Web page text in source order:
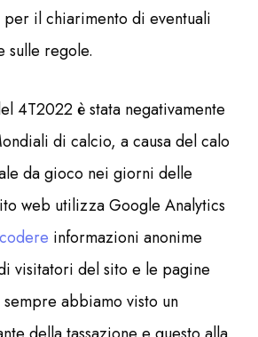
per il chiarimento di eventuali
sulle regole.
4T2022 è stata negativamente
di calcio, a causa del calo
da gioco nei giorni delle
web utilizza Google Analytics
codere informazioni anonime
visitatori del sito e le pagine
abbiamo visto un